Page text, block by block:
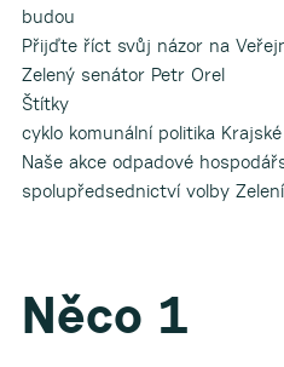
budou
Přijďte říct svůj názor na
Zelený senátor Petr Orel
Štítky
cyklo komunální politika
Naše akce odpadové
spolupředsednictví volby
Něco 1